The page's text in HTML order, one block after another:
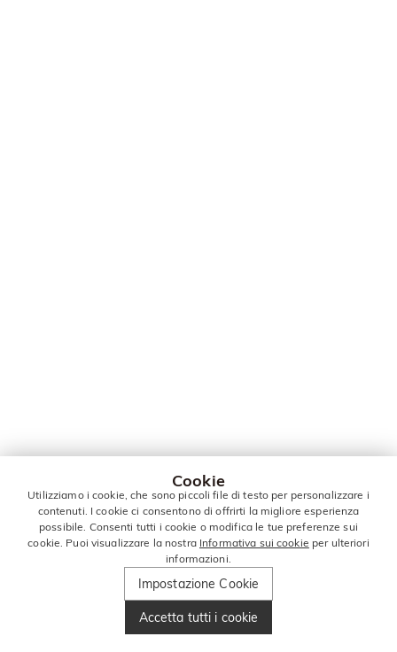
Cookie
Utilizziamo i cookie, che sono piccoli file di testo per personalizzare i
contenuti. I cookie ci consentono di offrirti la migliore esperienza
possibile. Consenti tutti i cookie o modifica le tue preferenze sui
cookie. Puoi visualizzare la nostra Informativa sui cookie per ulteriori
informazioni.
Impostazione Cookie
Accetta tutti i cookie